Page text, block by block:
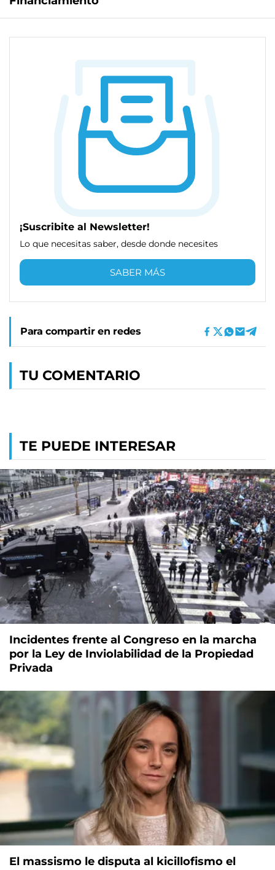
¡Suscribite al Newsletter!
Lo que necesitas saber, desde donde necesites
SABER MÁS
Para compartir en redes
TU COMENTARIO
TE PUEDE INTERESAR
Incidentes frente al Congreso en la marcha
por la Ley de Inviolabilidad de la Propiedad
Privada
El massismo le disputa al kicillofismo el